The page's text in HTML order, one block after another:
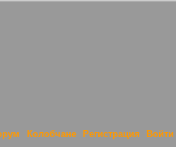
Колобчане Регистрация Войти